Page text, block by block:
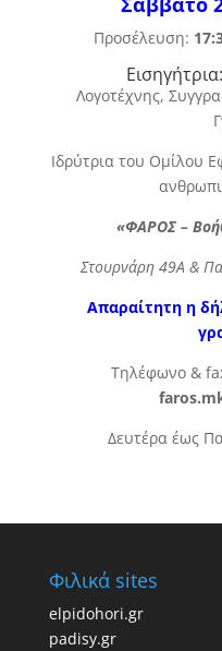
Προσέλευση:
Λογοτέχνης,
Ιδρύτρια του Ομίλου
«ΦΑΡΟΣ –
Στουρνάρη 49Α &
Απαραίτητη η
Τηλέφωνο &
Δευτέρα έως
Φιλικά sites
elpidohori.gr
padisy.gr